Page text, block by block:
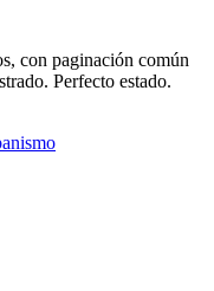
con paginación común
Perfecto estado.